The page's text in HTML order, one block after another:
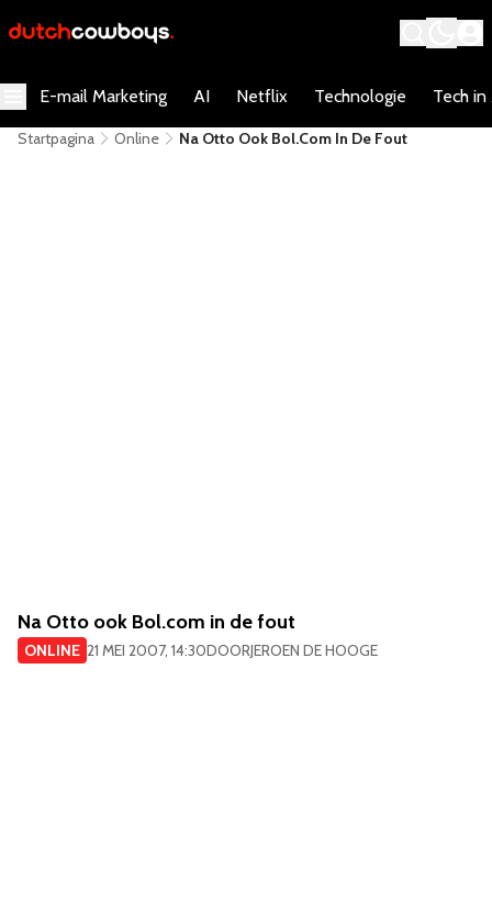
E-mail Marketing AI Netflix Technologie Tech in
Startpagina Online Na Otto Ook Bol.com In De Fout
Na Otto ook Bol.com in de fout
ONLINE 21 MEI 2007, 14:30DOORJEROEN DE HOOGE